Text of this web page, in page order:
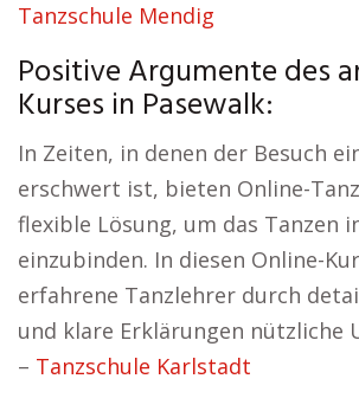
Tanzschule Mendig
Positive Argumente des
Kurses in Pasewalk:
In Zeiten, in denen der Besuch
erschwert ist, bieten Online-
flexible Lösung, um das Tanzen
einzubinden. In diesen Online-
erfahrene Tanzlehrer durch
und klare Erklärungen nützliche
– Tanzschule Karlstadt